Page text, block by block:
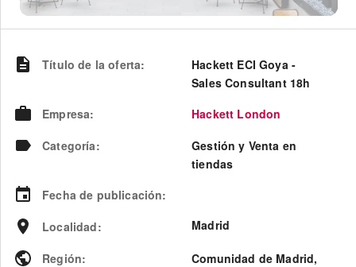
Título de la oferta:
Hackett ECI Goya -
Sales Consultant 18h
Empresa:
Hackett London
Categoría:
Gestión y Venta en
tiendas
Fecha de publicación:
Localidad: Madrid
Región: Comunidad de Madrid,